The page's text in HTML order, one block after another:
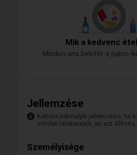
Mik a kedvenc
Minden ami belefér a paleo-
Jellemzése
Kattints bármelyik jellemzésre, ha
minden társkeresőt, aki ezt állította
Személyisége